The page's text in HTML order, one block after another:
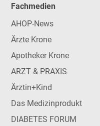
Fachmedien
AHOP-News
Ärzte Krone
Apotheker Krone
ARZT & PRAXIS
Ärztin+Kind
Das Medizinprodukt
DIABETES FORUM